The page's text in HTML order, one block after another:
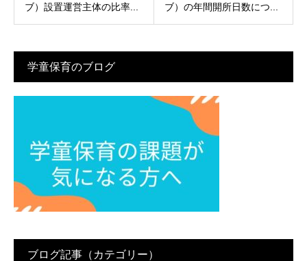
ブ）設置運営主体の比率...
ブ）の年間開所日数につ...
学童保育のブログ
ブログ記事（カテゴリー）